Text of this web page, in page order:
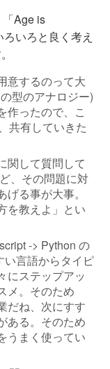
Age is
いろと良く考え
意するのって大
型のアナロジー)
作ったので、こ
共有していきた
関して質問して
、その問題に対
る事が大事。
を教えよ」とい
-> Python の
い言語からタイピ
にステップアッ
メ。そのため
だね、次にすす
ある。そのため
うまく使ってい